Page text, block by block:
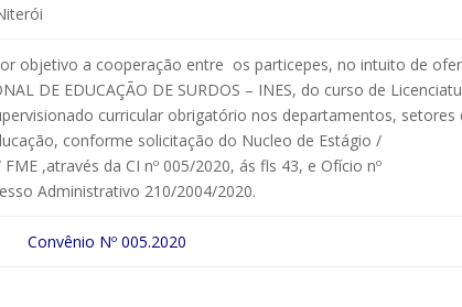
objetivo a cooperação entre os particepes, no intuito de
DE EDUCAÇÃO DE SURDOS – INES, do curso de
curricular obrigatório nos departamentos, setores
conforme solicitação do Nucleo de Estágio /
,através da CI nº 005/2020, ás fls 43, e Ofício nº
Administrativo 210/2004/2020.
Convênio Nº 005.2020